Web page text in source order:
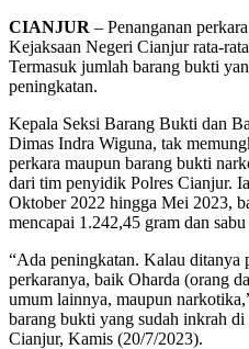
CIANJUR – Penanganan
Kejaksaan Negeri Cianjur rata-
Termasuk jumlah barang bukti
peningkatan.
Kepala Seksi Barang Bukti dan
Dimas Indra Wiguna, tak
perkara maupun barang bukti
dari tim penyidik Polres Cianjur.
Oktober 2022 hingga Mei 2023,
mencapai 1.242,45 gram dan
“Ada peningkatan. Kalau ditanya
perkaranya, baik Oharda (orang
umum lainnya, maupun
barang bukti yang sudah inkrah
Cianjur, Kamis (20/7/2023).